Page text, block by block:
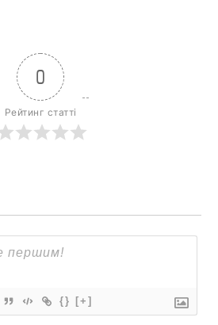
0
Рейтинг статті
{} [+]